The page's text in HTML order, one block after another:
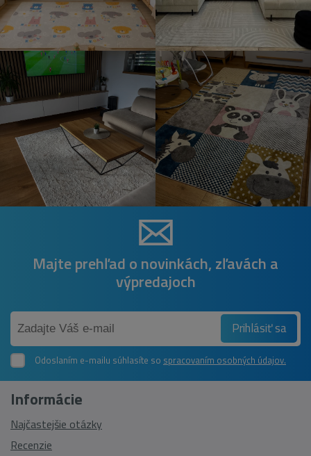
Majte prehľad o novinkách, zľavách a
výpredajoch
Prihlásiť sa
Odoslaním e-mailu súhlasíte so spracovaním osobných údajov.
Informácie
Najčastejšie otázky
Recenzie